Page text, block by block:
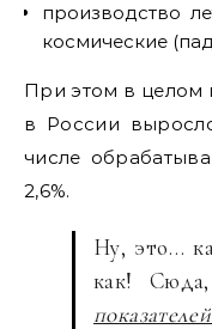
производство
космические
При этом в целом
в России
числе
2,6%.
Ну, это…
как! Сюда,